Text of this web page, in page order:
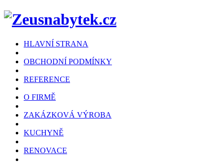
HLAVNÍ STRANA
OBCHODNÍ PODMÍNKY
REFERENCE
O FIRMĚ
ZAKÁZKOVÁ VÝROBA
KUCHYNĚ
RENOVACE